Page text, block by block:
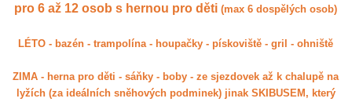
pro 6 až 12 osob s hernou pro děti(max 6 dospělých osob)
LÉTO - bazén - trampolína - houpačky - pískoviště - gril - ohniště
ZIMA - herna pro děti - sáňky - boby - ze sjezdovek až k chalupě na
lyžích (za ideálních sněhových podminek) jinak SKIBUSEM, který